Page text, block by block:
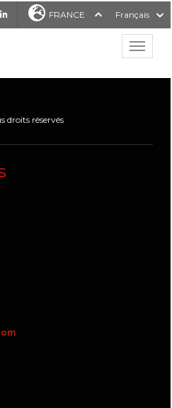
LinkedIn FRANCE Français
droits réservés